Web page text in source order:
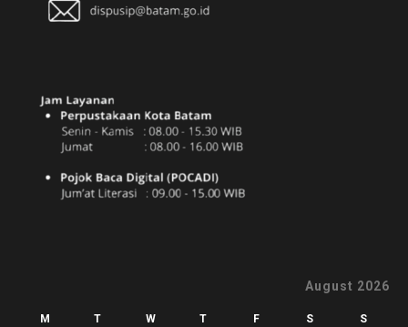
August 2026
M T W T F S S